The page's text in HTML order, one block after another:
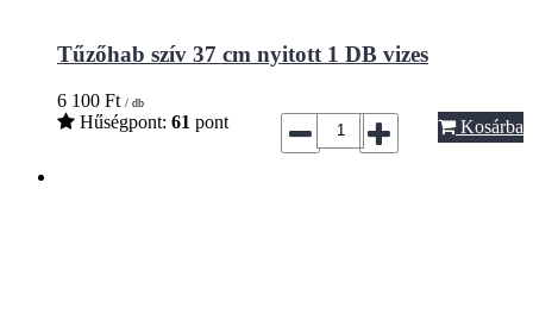
Tűzőhab szív 37 cm nyitott 1 DB vizes
6 100 Ft / db
Hűségpont: 61 pont Kosárba